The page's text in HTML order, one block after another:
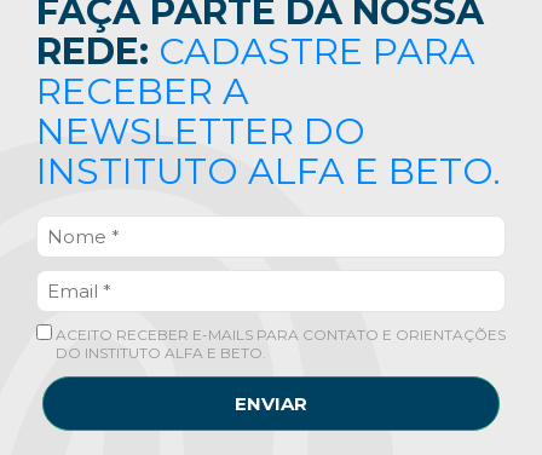
FAÇA PARTE DA NOSSA
REDE: CADASTRE PARA
RECEBER A
NEWSLETTER DO
INSTITUTO ALFA E BETO.
ACEITO RECEBER E-MAILS PARA CONTATO E ORIENTAÇÕES
DO INSTITUTO ALFA E BETO.
ENVIAR